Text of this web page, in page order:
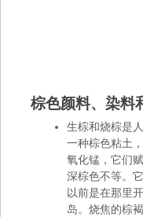
棕色颜料、染料
生棕和烧棕是
一种棕色粘土
氧化锰，它们
深棕色不等。
以前是在那里
岛。烧焦的棕